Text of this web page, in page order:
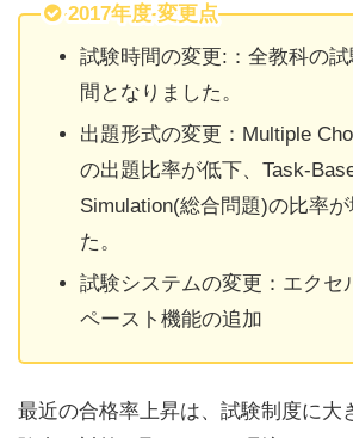
2017年度 変更点
試験時間の変更:：全教科の
間となりました。
出題形式の変更：Multiple
の出題比率が低下、Task-
Simulation(総合問題)の比率
た。
試験システムの変更：エクセ
ペースト機能の追加
最近の合格率上昇は、試験制度に大